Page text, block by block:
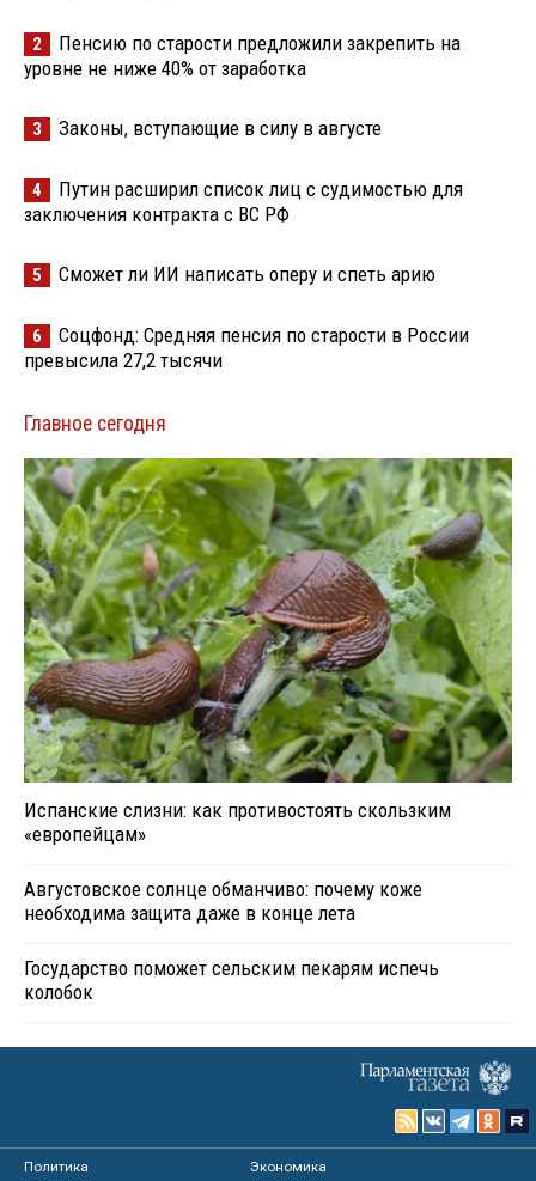
2
Пенсию по старости предложили закрепить на
уровне не ниже 40% от заработка
3 Законы, вступающие в силу в августе
4
Путин расширил список лиц с судимостью для
заключения контракта с ВС РФ
5 Сможет ли ИИ написать оперу и спеть арию
6
Соцфонд: Средняя пенсия по старости в России
превысила 27,2 тысячи
Главное сегодня
Испанские слизни: как противостоять скользким
«европейцам»
Августовское солнце обманчиво: почему коже
необходима защита даже в конце лета
Государство поможет сельским пекарям испечь
колобок
Политика
Экономика